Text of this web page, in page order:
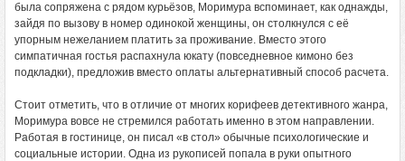
была сопряжена с рядом курьёзов, Моримура вспоминает, как однажды,
зайдя по вызову в номер одинокой женщины, он столкнулся с её
упорным нежеланием платить за проживание. Вместо этого
симпатичная гостья распахнула юкату (повседневное кимоно без
подкладки), предложив вместо оплаты альтернативный способ расчета.
Стоит отметить, что в отличие от многих корифеев детективного жанра,
Моримура вовсе не стремился работать именно в этом направлении.
Работая в гостинице, он писал «в стол» обычные психологические и
социальные истории. Одна из рукописей попала в руки опытного